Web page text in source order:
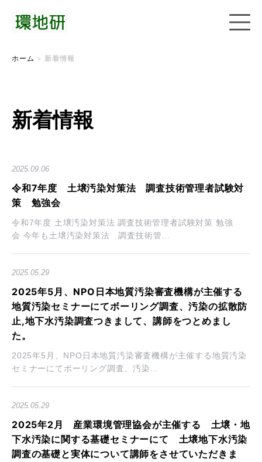
ホーム > 新着情報
新着情報
2025.09.06
令和7年度 土壌汚染対策法 調査技術管理者試験対
策 勉強会
令和7年度 土壌汚染対策法 調査技術管理者試験対策 勉強
会 今年も土壌汚染対策法 調査技術管...
2025.05.29
2025年5月、NPO日本地質汚染審査機構が主催する
地質汚染セミナーにてボーリング調査、汚染の拡散防
止,地下水汚染調査つきまして、講師をつとめまし
た。
2025年5月、NPO日本地質汚染審査機構が主催する地質汚染
セミナーにてボーリング調査、汚染...
2025.05.29
2025年2月 産業環境管理協会が主催する 土壌・地
下水汚染に関する基礎セミナーにて 土壌地下水汚染
調査の基礎と実体について講師をさせていただきま